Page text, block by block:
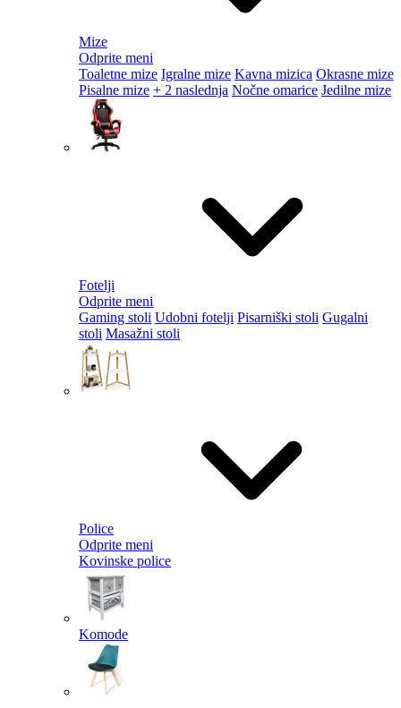
Mize
Odprite meni
Toaletne mize Igralne mize Kavna mizica Okrasne mize
Pisalne mize + 2 naslednja Nočne omarice Jedilne mize
Fotelji
Odprite meni
Gaming stoli Udobni fotelji Pisarniški stoli Gugalni
stoli Masažni stoli
Police
Odprite meni
Kovinske police
Komode